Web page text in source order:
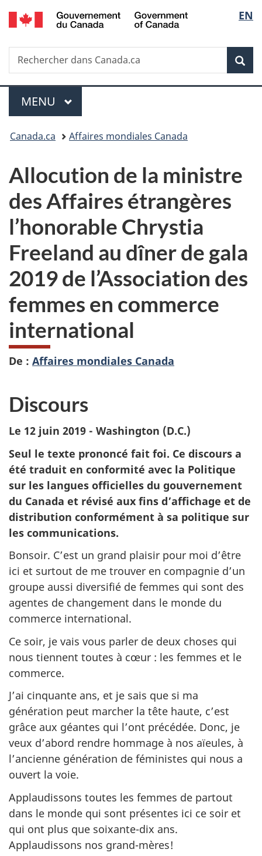
Passer
au
principal
Passer
à
Au
du
Passer
à
version
simplifiée
de
la
EN
Recherche
Rechercher
dans
Menu
MENU PRINCIPAL
Vous
ici :
Canada.ca Affaires mondiales Canada
Allocution de la ministre
des Affaires étrangères
l’honorable Chrystia
Freeland au dîner de gala
2019 de l’Association des
femmes en commerce
international
De : Affaires mondiales Canada
Discours
Le 12 juin 2019 - Washington (D.C.)
Seul le texte prononcé fait foi. Ce discours a
été traduit en conformité avec la Politique
sur les langues officielles du gouvernement
du Canada et révisé aux fins d’affichage et de
distribution conformément à sa politique sur
les communications.
Bonsoir. C’est un grand plaisir pour moi d’être
ici et surtout de me trouver en compagnie d’un
groupe aussi diversifié de femmes qui sont des
agentes de changement dans le monde du
commerce international.
Ce soir, je vais vous parler de deux choses qui
nous tiennent toutes à cœur : les femmes et le
commerce.
J’ai cinquante ans, et je sais que si ma
génération peut marcher la tête haute, c’est
grâce aux géantes qui l’ont précédée. Donc, je
veux d’abord rendre hommage à nos aïeules, à
l’ancienne génération de féministes qui nous a
ouvert la voie.
Applaudissons toutes les femmes de partout
dans le monde qui sont présentes ici ce soir et
qui ont plus que soixante-dix ans.
Applaudissons nos grand-mères!